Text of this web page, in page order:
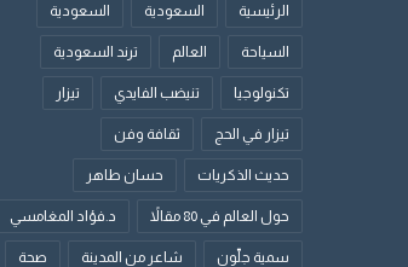
الرئيسية السعودية السعودية
السياحة العالم ترند السعودية
تكنولوجيا تنيضب الفايدي تيزار
تيزار في الحج ثقافة وفن
حديث الذكريات حسان طاهر
حول العالم في 80 مقالاً د.فؤاد المغامسي
سمية جلّون شاعر من المدينة صحة